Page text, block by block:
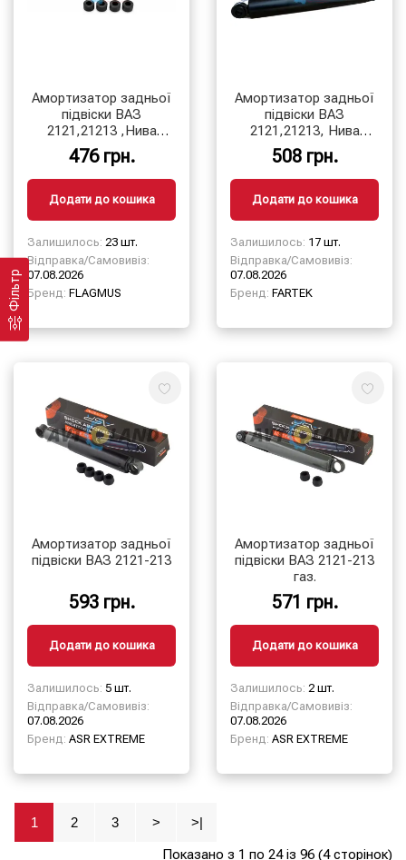
Амортизатор задньої
підвіски ВАЗ
2121,21213 ,Нива
Тайга (масляний)
476 грн.
Додати до кошика
Залишилось: 23 шт.
Відправка/Самовивіз:
07.08.2026
Бренд: FLAGMUS
Амортизатор задньої
підвіски ВАЗ
2121,21213, Нива
Тайга (газомасляний)
508 грн.
Додати до кошика
Залишилось: 17 шт.
Відправка/Самовивіз:
07.08.2026
Бренд: FARTEK
Амортизатор задньої
підвіски ВАЗ 2121-213
593 грн.
Додати до кошика
Залишилось: 5 шт.
Відправка/Самовивіз:
07.08.2026
Бренд: ASR EXTREME
Амортизатор задньої
підвіски ВАЗ 2121-213
газ.
571 грн.
Додати до кошика
Залишилось: 2 шт.
Відправка/Самовивіз:
07.08.2026
Бренд: ASR EXTREME
1 2 3 > >|
Показано з 1 по 24 із 96 (4 сторінок)
Фільтр